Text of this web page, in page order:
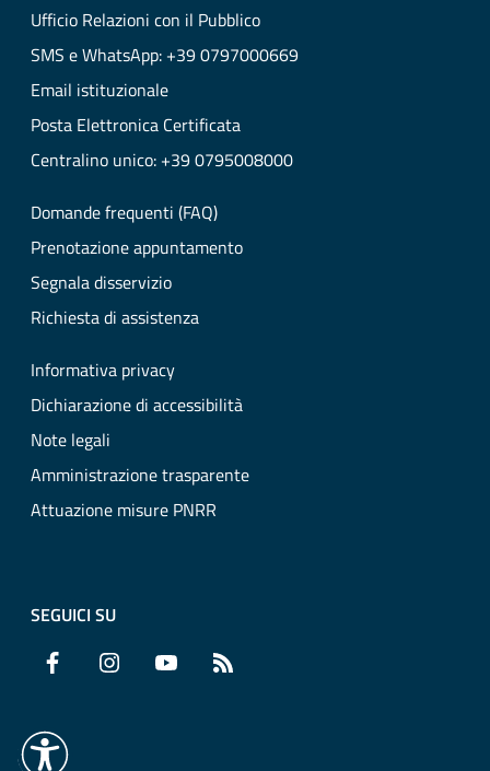
Ufficio Relazioni con il Pubblico
SMS e WhatsApp: +39 0797000669
Email istituzionale
Posta Elettronica Certificata
Centralino unico: +39 0795008000
Domande frequenti (FAQ)
Prenotazione appuntamento
Segnala disservizio
Richiesta di assistenza
Informativa privacy
Dichiarazione di accessibilità
Note legali
Amministrazione trasparente
Attuazione misure PNRR
SEGUICI SU
Facebook Instagram YouTube